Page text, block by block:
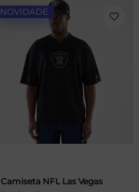
NOVIDADE
Camiseta NFL Las Vegas